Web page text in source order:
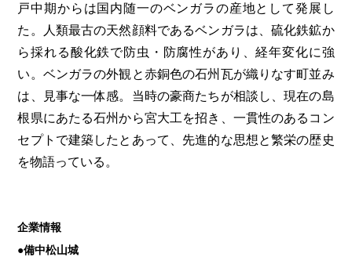
戸中期からは国内随一のベンガラの産地として発展し
た。人類最古の天然顔料であるベンガラは、硫化鉄鉱か
ら採れる酸化鉄で防虫・防腐性があり、経年変化に強
い。ベンガラの外観と赤銅色の石州瓦が織りなす町並み
は、見事な一体感。当時の豪商たちが相談し、現在の島
根県にあたる石州から宮大工を招き、一貫性のあるコン
セプトで建築したとあって、先進的な思想と繁栄の歴史
を物語っている。
企業情報
●備中松山城